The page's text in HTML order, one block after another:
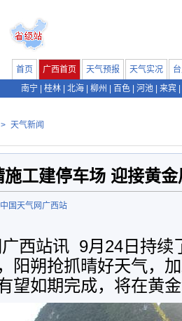
首页 广西首页 天气预报 天气实况
南宁
桂林 北海 柳州 百色 河池 来宾
> 天气新闻
施工建停车场 迎接黄
中国天气网广西站
西站讯 9月24日持续
阳朔抢抓晴好天气，
望如期完成，将在黄